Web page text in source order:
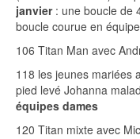
janvier: une boucle de
boucle courue en
106 Titan Man avec
118 les jeunes mariées
pied levé Johanna
équipes dames
120 Titan mixte avec